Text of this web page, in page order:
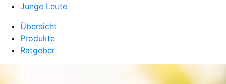
Junge Leute
Übersicht
Produkte
Ratgeber